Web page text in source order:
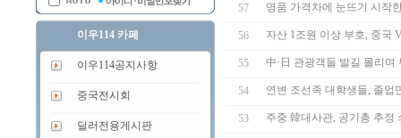
이우114 카페
이우114공지사항
중국전시회
딜러전용게시판
57 명품 가격차에 눈뜨기 시작
56 자산 1조원 이상 부호, 중국
55 中·日 관광객들 발길 몰리며
54 연변 조선족 대학생들, 졸업
53 주중 韓대사관, 공기총 추정